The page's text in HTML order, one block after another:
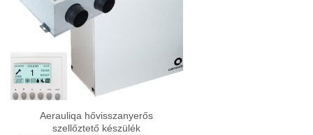
Aerauliqa hővisszanyerős
szellőztető készülék